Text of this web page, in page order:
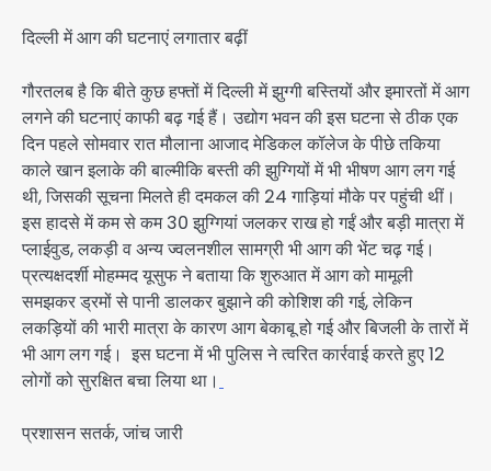
दिल्ली में आग की घटनाएं लगातार बढ़ीं
गौरतलब है कि बीते कुछ हफ्तों में दिल्ली में झुग्गी बस्तियों और इमारतों में आग
लगने की घटनाएं काफी बढ़ गई हैं। उद्योग भवन की इस घटना से ठीक एक
दिन पहले सोमवार रात मौलाना आजाद मेडिकल कॉलेज के पीछे तकिया
काले खान इलाके की बाल्मीकि बस्ती की झुग्गियों में भी भीषण आग लग गई
थी, जिसकी सूचना मिलते ही दमकल की 24 गाड़ियां मौके पर पहुंची थीं।
इस हादसे में कम से कम 30 झुग्गियां जलकर राख हो गईं और बड़ी मात्रा में
प्लाईवुड, लकड़ी व अन्य ज्वलनशील सामग्री भी आग की भेंट चढ़ गई।
प्रत्यक्षदर्शी मोहम्मद यूसुफ ने बताया कि शुरुआत में आग को मामूली
समझकर ड्रमों से पानी डालकर बुझाने की कोशिश की गई, लेकिन
लकड़ियों की भारी मात्रा के कारण आग बेकाबू हो गई और बिजली के तारों में
भी आग लग गई। इस घटना में भी पुलिस ने त्वरित कार्रवाई करते हुए 12
लोगों को सुरक्षित बचा लिया था।
प्रशासन सतर्क, जांच जारी